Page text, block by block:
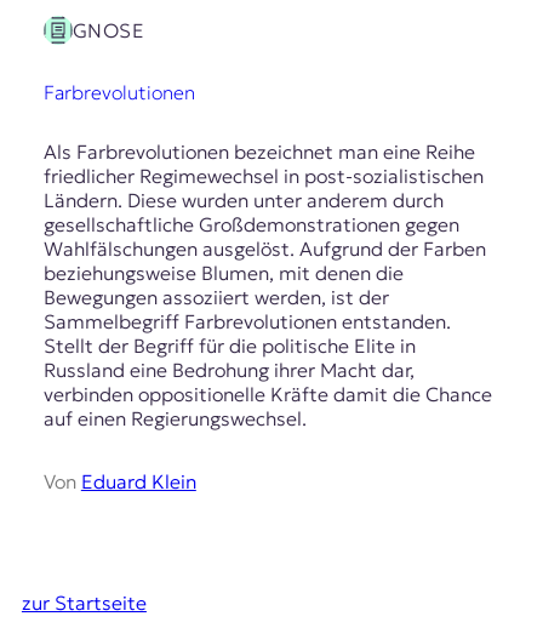
GNOSE
Farbrevolutionen
Als Farbrevolutionen bezeichnet man eine Reihe
friedlicher Regimewechsel in post-sozialistischen
Ländern. Diese wurden unter anderem durch
gesellschaftliche Großdemonstrationen gegen
Wahlfälschungen ausgelöst. Aufgrund der Farben
beziehungsweise Blumen, mit denen die
Bewegungen assoziiert werden, ist der
Sammelbegriff Farbrevolutionen entstanden.
Stellt der Begriff für die politische Elite in
Russland eine Bedrohung ihrer Macht dar,
verbinden oppositionelle Kräfte damit die Chance
auf einen Regierungswechsel.
Von Eduard Klein
zur Startseite